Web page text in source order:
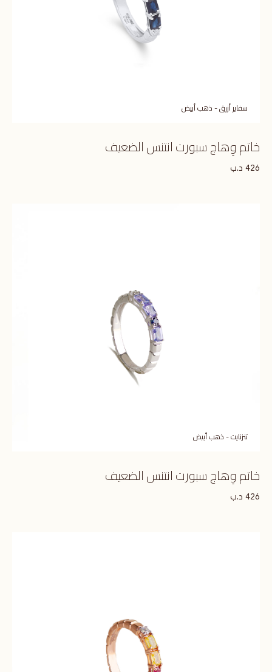
سفاير أزرق - ذهب أبيض
خاتم وِهاج سبورت انتنس الضعيف
426 د.ب
تنزنايت - ذهب أبيض
خاتم وِهاج سبورت انتنس الضعيف
426 د.ب